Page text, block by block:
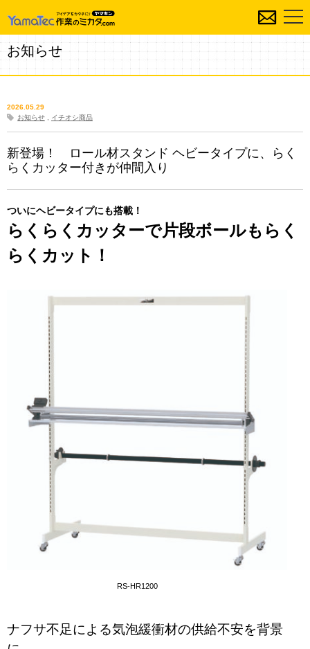
お知らせ
2026.05.29
お知らせ
イチオシ商品
新登場！ ロール材スタンド ヘビータイプに、らく
らくカッター付きが仲間入り
ついにヘビータイプにも搭載！
らくらくカッターで片段ボールもらく
らくカット！
RS-HR1200
ナフサ不足による気泡緩衝材の供給不安を背景